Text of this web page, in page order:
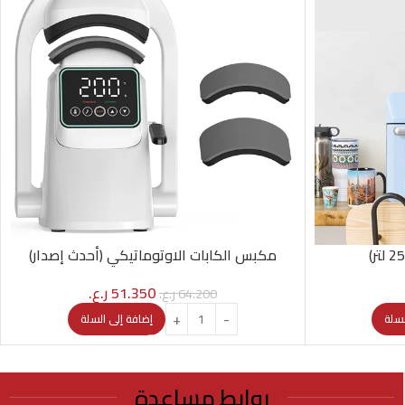
مكبس الكابات الاوتوماتيكي (أحدث إصدار)
64.200ر.ع.51.350ر.ع.
إضافة إلى السلة